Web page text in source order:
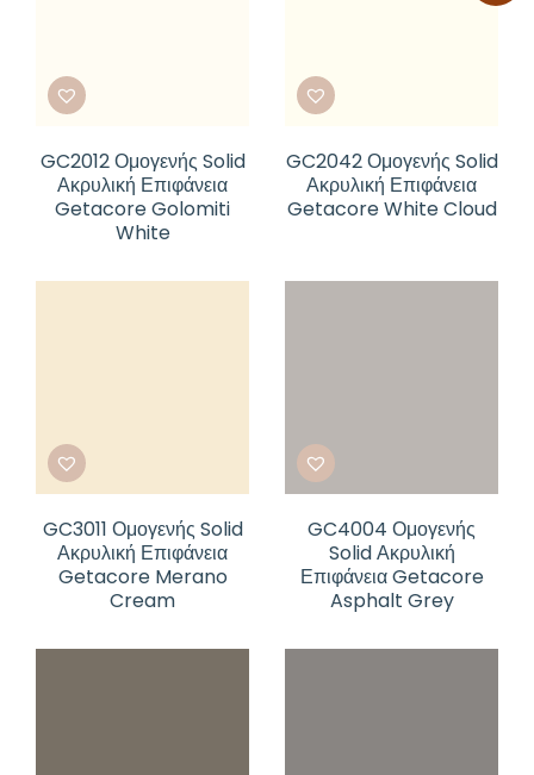
GC2012 Ομογενής Solid
Ακρυλική Επιφάνεια
Getacore Golomiti
White
GC2042 Ομογενής Solid
Ακρυλική Επιφάνεια
Getacore White Cloud
GC3011 Ομογενής Solid
Ακρυλική Επιφάνεια
Getacore Merano
Cream
GC4004 Ομογενής
Solid Ακρυλική
Επιφάνεια Getacore
Asphalt Grey